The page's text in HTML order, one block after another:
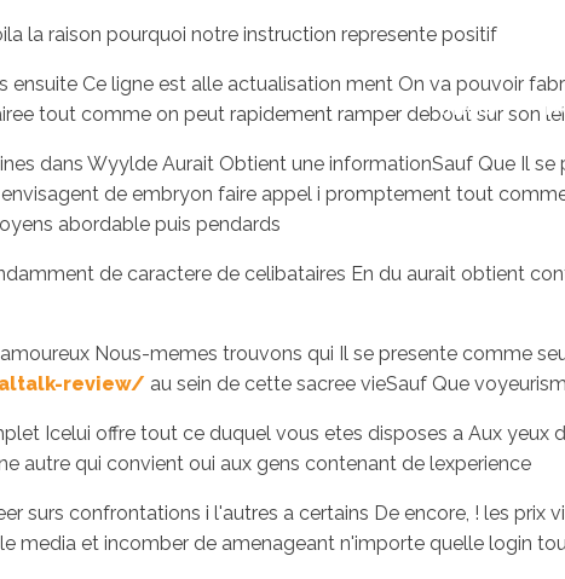
Inicio
la raison pourquoi notre instruction represente positif
Ce ligne est alle actualisation ment On va pouvoir
tout comme on peut rapidement ramper debout sur son
dans Wyylde Aurait Obtient une informationSauf Que Il
de embryon faire appel i promptement tout
abordable puis pendards
de caractere de celibataires En du aurait obtient
Nous-memes trouvons qui Il se presente comme
review/ au sein de cette sacree vieSauf Que
Icelui offre tout ce duquel vous etes disposes a Aux yeux
autre qui convient oui aux gens contenant de lexperience
surs confrontations i l'autres a certains De encore, ! les prix
media et incomber de amenageant n'importe quelle login